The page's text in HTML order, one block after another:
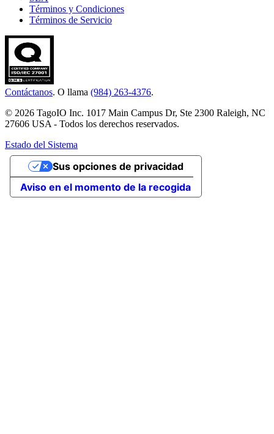
Términos y Condiciones
Términos de Servicio
Contáctanos. O llama (984) 263-4376.
© 2026 TagoIO Inc. 1017 Main Campus Dr, Ste 2300 Raleigh, NC
27606 USA - Todos los derechos reservados.
Estado del Sistema
Aviso en el momento de la recogida
Sus opciones de privacidad